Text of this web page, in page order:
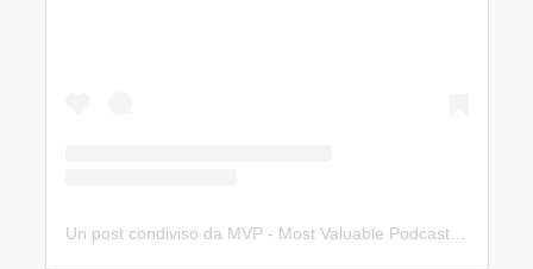
Un post condiviso da MVP - Most Valuable Podcast (@most_valuable_podcast)